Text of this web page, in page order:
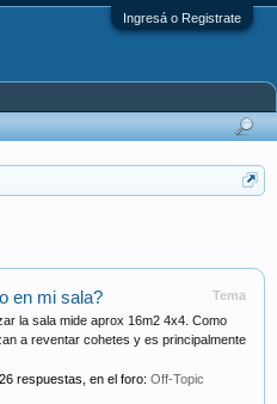
Ingresá o Registrate
Tema
en mi sala?
la sala mide aprox 16m2 4x4. Como
a reventar cohetes y es principalmente
, 26 respuestas, en el foro: Off-Topic